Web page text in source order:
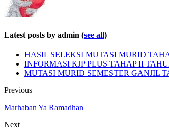
Latest posts by admin (see all)
HASIL SELEKSI MUTASI MURID
INFORMASI KJP PLUS TAHAP II
MUTASI MURID SEMESTER GANJIL
Previous
Marhaban Ya Ramadhan
Next